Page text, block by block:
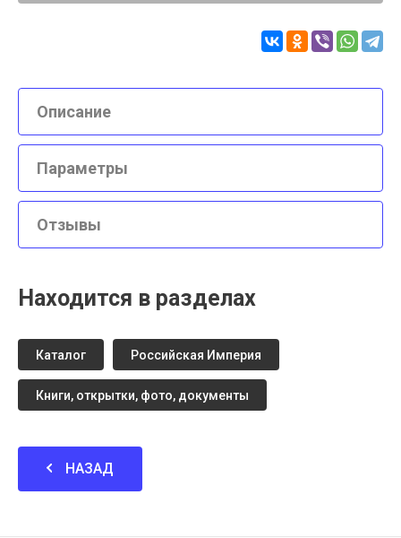
Описание
Параметры
Отзывы
Находится в разделах
Каталог Российская Империя
Книги, открытки, фото, документы
НАЗАД